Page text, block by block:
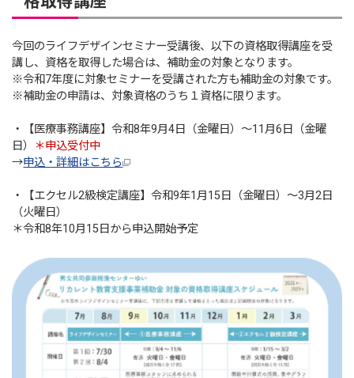
今回のライフデザインセミナー受講後、以下の資格取得講座を受
講し、資格を取得した場合は、補助金の対象となります。
※令和7年度に対象セミナーを受講された方も補助金の対象です。
※補助金の申請は、対象資格のうち１資格に限ります。
・【医療事務講座】令和8年9月4日（金曜日）～11月6日（金曜
日） ＊申込受付中
→申込・詳細はこちら
・【エクセル2級検定講座】令和9年1月15日（金曜日）～3月2日
（火曜日）
＊令和8年10月15日から申込開始予定